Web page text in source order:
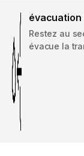
évacuation
Restez au
évacue la